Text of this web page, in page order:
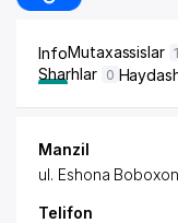
InfoMutaxassislar 1
Sharhlar 0
Manzil
ul. Eshona
Telifon